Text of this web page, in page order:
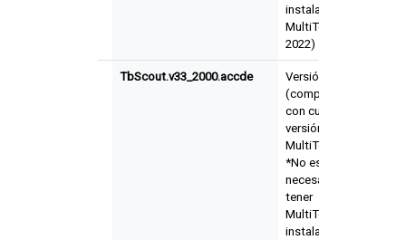
instalado
MultiTerm
2022)
TbScout.v33_2000.accde
Versión 20xx
(compatible
con cualquier
versión de
MultiTerm)
*No es
necesario
tener
MultiTerm
instalado